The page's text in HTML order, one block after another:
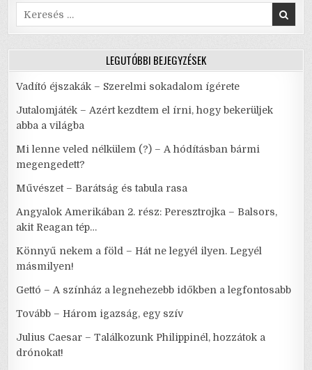
Search
for:
LEGUTÓBBI BEJEGYZÉSEK
Vadító éjszakák – Szerelmi sokadalom ígérete
Jutalomjáték – Azért kezdtem el írni, hogy bekerüljek
abba a világba
Mi lenne veled nélkülem (?) – A hódításban bármi
megengedett?
Művészet – Barátság és tabula rasa
Angyalok Amerikában 2. rész: Peresztrojka – Balsors,
akit Reagan tép…
Könnyű nekem a föld – Hát ne legyél ilyen. Legyél
másmilyen!
Gettó – A színház a legnehezebb időkben a legfontosabb
Tovább – Három igazság, egy szív
Julius Caesar – Találkozunk Philippinél, hozzátok a
drónokat!